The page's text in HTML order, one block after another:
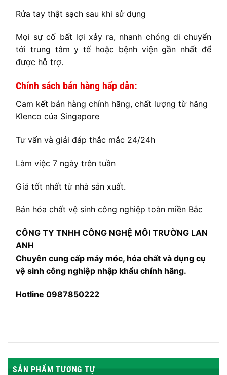
Rửa tay thật sạch sau khi sử dụng
Mọi sự cố bất lợi xảy ra, nhanh chóng di chuyển
tới trung tâm y tế hoặc bệnh viện gần nhất để
được hỗ trợ.
Chính sách bán hàng hấp dẫn:
Cam kết bán hàng chính hãng, chất lượng từ hãng
Klenco của Singapore
Tư vấn và giải đáp thắc mắc 24/24h
Làm việc 7 ngày trên tuần
Giá tốt nhất từ nhà sản xuất.
Bán hóa chất vệ sinh công nghiệp toàn miền Bắc
CÔNG TY TNHH CÔNG NGHỆ MÔI TRƯỜNG LAN
ANH
Chuyên cung cấp máy móc, hóa chất và dụng cụ
vệ sinh công nghiệp nhập khẩu chính hãng.
Hotline 0987850222
SẢN PHẨM TƯƠNG TỰ